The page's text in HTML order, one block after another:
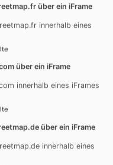
über ein iFrame
innerhalb eines
über ein iFrame
innerhalb eines iFrames
über ein iFrame
innerhalb eines